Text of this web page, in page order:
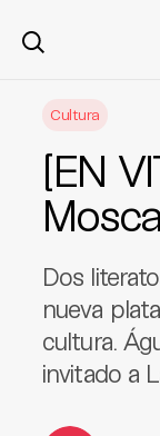
Cultura
[EN
Dos
nueva
cultura.
invitado a